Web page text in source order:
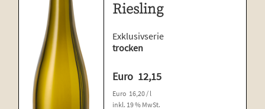
Riesling
Exklusivserie
trocken
Euro 12,15
Euro 16,20/ l
inkl. 19 % MwSt.